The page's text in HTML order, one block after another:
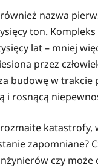
nazwa
ton.
lat – mniej
przez
budowę w
i rosnącą
zapomniane?
czy